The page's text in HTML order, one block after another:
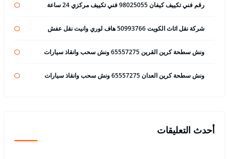
رقم فني تكييف كيفان 98025055 فني تكييف مركزي 24 ساعة
شركة نقل اثاث الكويت 50993766 هاف لوري وانيت نقل عفش
ونش سطحة كرين القرين 65557275 ونش سحب وانقاذ سيارات
ونش سطحة كرين العدان 65557275 ونش سحب وانقاذ سيارات
أحدث التعليقات